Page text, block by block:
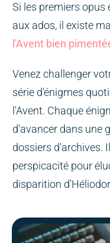
Si les premiers
aux ados, il existe
l'Avent bien
Venez challenger
série d'énigmes
l'Avent. Chaque
d'avancer dans une
dossiers d'archives.
perspicacité pour
disparition